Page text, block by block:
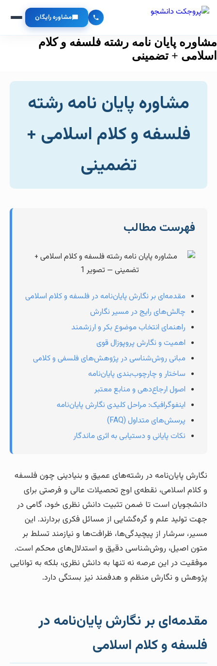
مشاوره رایگان
مشاوره پایان نامه رشته فلسفه و کلام
اسلامی + تضمینی
مشاوره پایان نامه رشته
فلسفه و کلام اسلامی +
تضمینی
فهرست مطالب
مقدمه‌ای بر نگارش پایان‌نامه در فلسفه و کلام اسلامی
چالش‌های رایج در مسیر نگارش
راهنمای انتخاب موضوع بکر و ارزشمند
اهمیت و نگارش پروپوزال قوی
مبانی روش‌شناسی در پژوهش‌های فلسفی و کلامی
ساختار و چارچوب‌بندی پایان‌نامه
اصول ارجاع‌دهی و منابع معتبر
اینفوگرافیک: مراحل کلیدی نگارش پایان‌نامه
پرسش‌های متداول (FAQ)
نکات پایانی و دستیابی به اثری ماندگار
نگارش پایان‌نامه در رشته‌های عمیق و بنیادینی چون فلسفه
و کلام اسلامی، نقطه‌ی اوج تحصیلات عالی و فرصتی برای
دانشجویان است تا ضمن تثبیت دانش نظری خود، گامی در
جهت تولید علم و گره‌گشایی از مسائل فکری بردارند. این
مسیر، سرشار از پیچیدگی‌ها، ظرافت‌ها و نیازمند تسلط بر
متون اصیل، روش‌شناسی دقیق و استدلال‌های محکم است.
موفقیت در این عرصه نه تنها به دانش نظری، بلکه به توانایی
پژوهش و نگارش منظم و هدفمند نیز بستگی دارد.
مقدمه‌ای بر نگارش پایان‌نامه در
فلسفه و کلام اسلامی